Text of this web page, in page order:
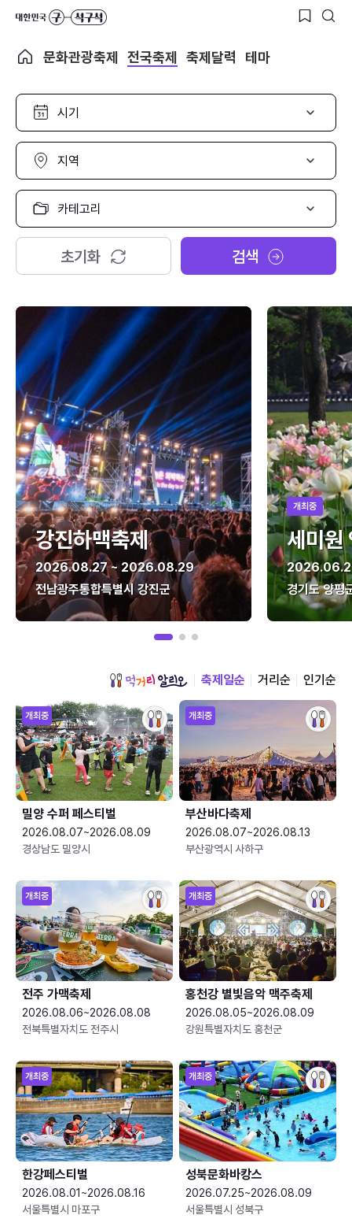
문화관광축제 전국축제 축제달력 테마
시
선
택
지
선
택
카
고
리
택
초기화 검색
강진하맥축제
2026.08.27 ~ 2026.08.29
전남광주통합특별시 강진군
개최중
세미원
경기도 양평
축제일순 거리순 인기순
개최중
밀양 수퍼 페스티벌
2026.08.07~2026.08.09
경상남도 밀양시
개최중
부산바다축제
2026.08.07~2026.08.13
부산광역시 사하구
개최중
전주 가맥축제
2026.08.06~2026.08.08
전북특별자치도 전주시
개최중
홍천강 별빛음악 맥주축제
2026.08.05~2026.08.09
강원특별자치도 홍천군
개최중
한강페스티벌
2026.08.01~2026.08.16
서울특별시 마포구
개최중
성북문화바캉스
2026.07.25~2026.08.09
서울특별시 성북구